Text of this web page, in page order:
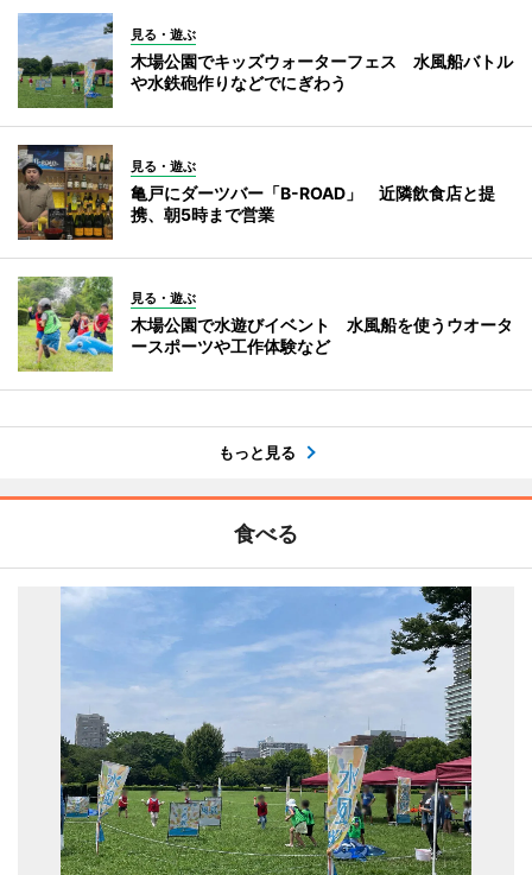
見る・遊ぶ
木場公園でキッズウォーターフェス 水風船バトル
や水鉄砲作りなどでにぎわう
見る・遊ぶ
亀戸にダーツバー「B-ROAD」 近隣飲食店と提
携、朝5時まで営業
見る・遊ぶ
木場公園で水遊びイベント 水風船を使うウオータ
ースポーツや工作体験など
もっと見る
食べる